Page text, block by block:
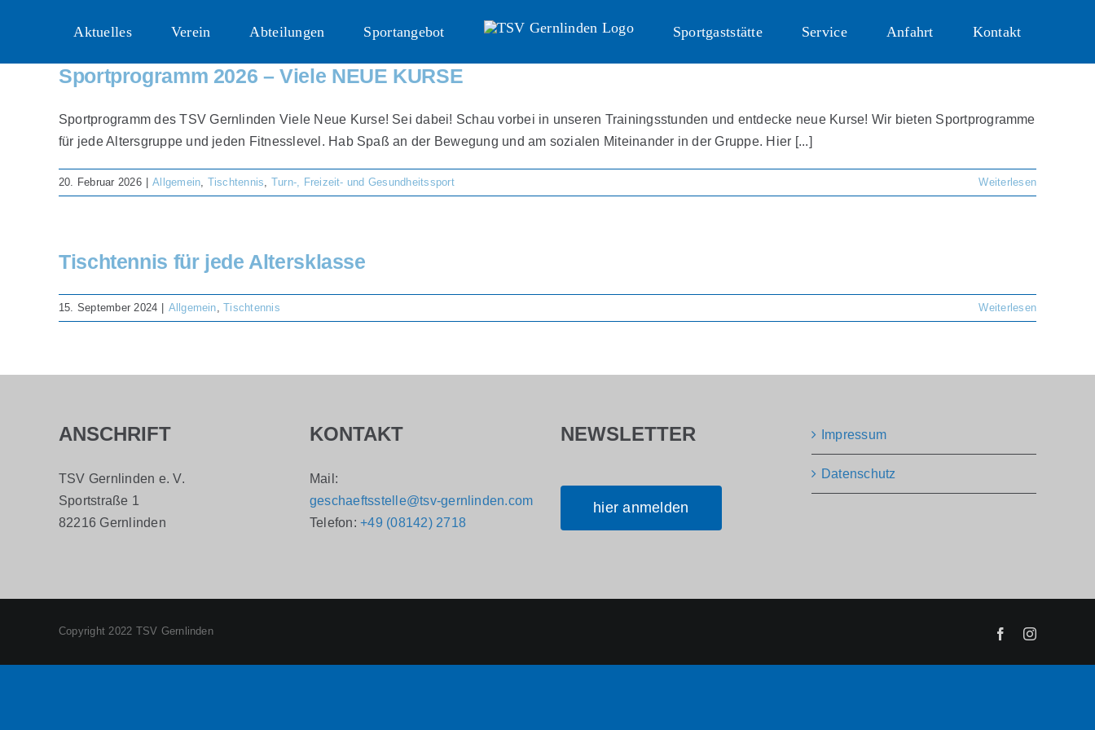
Aktuelles Verein Abteilungen Sportangebot Sportgaststätte Service Anfahrt Kontakt
Sportprogramm 2026 – Viele NEUE KURSE
Sportprogramm des TSV Gernlinden Viele Neue Kurse! Sei dabei! Schau vorbei in unseren Trainingsstunden und entdecke neue Kurse! Wir bieten Sportprogramme
für jede Altersgruppe und jeden Fitnesslevel. Hab Spaß an der Bewegung und am sozialen Miteinander in der Gruppe. Hier [...]
20. Februar 2026 Allgemein, Tischtennis, Turn-, Freizeit- und Gesundheitssport Weiterlesen
Tischtennis für jede Altersklasse
15. September 2024 Allgemein,Tischtennis Weiterlesen
ANSCHRIFT
TSV Gernlinden e. V.
Sportstraße 1
82216 Gernlinden
KONTAKT
Mail:
geschaeftsstelle@tsv-gernlinden.com
Telefon:+49 (08142) 2718
NEWSLETTER
hier anmelden
Impressum
Datenschutz
Copyright 2022 TSV Gernlinden FacebookInstagram